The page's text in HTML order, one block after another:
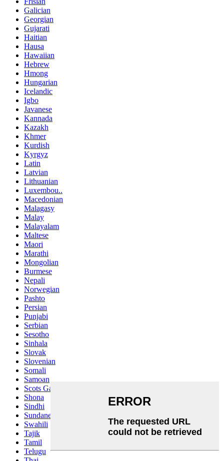
Galician
Georgian
Gujarati
Haitian
Hausa
Hawaiian
Hebrew
Hmong
Hungarian
Icelandic
Igbo
Javanese
Kannada
Kazakh
Khmer
Kurdish
Kyrgyz
Latin
Latvian
Lithuanian
Luxembou..
Macedonian
Malagasy
Malay
Malayalam
Maltese
Maori
Marathi
Mongolian
Burmese
Nepali
Norwegian
Pashto
Persian
Punjabi
Serbian
Sesotho
Sinhala
Slovak
Slovenian
Somali
Samoan
Scots Gaelic
Shona
Sindhi
Sundanese
Swahili
Tajik
Tamil
Telugu